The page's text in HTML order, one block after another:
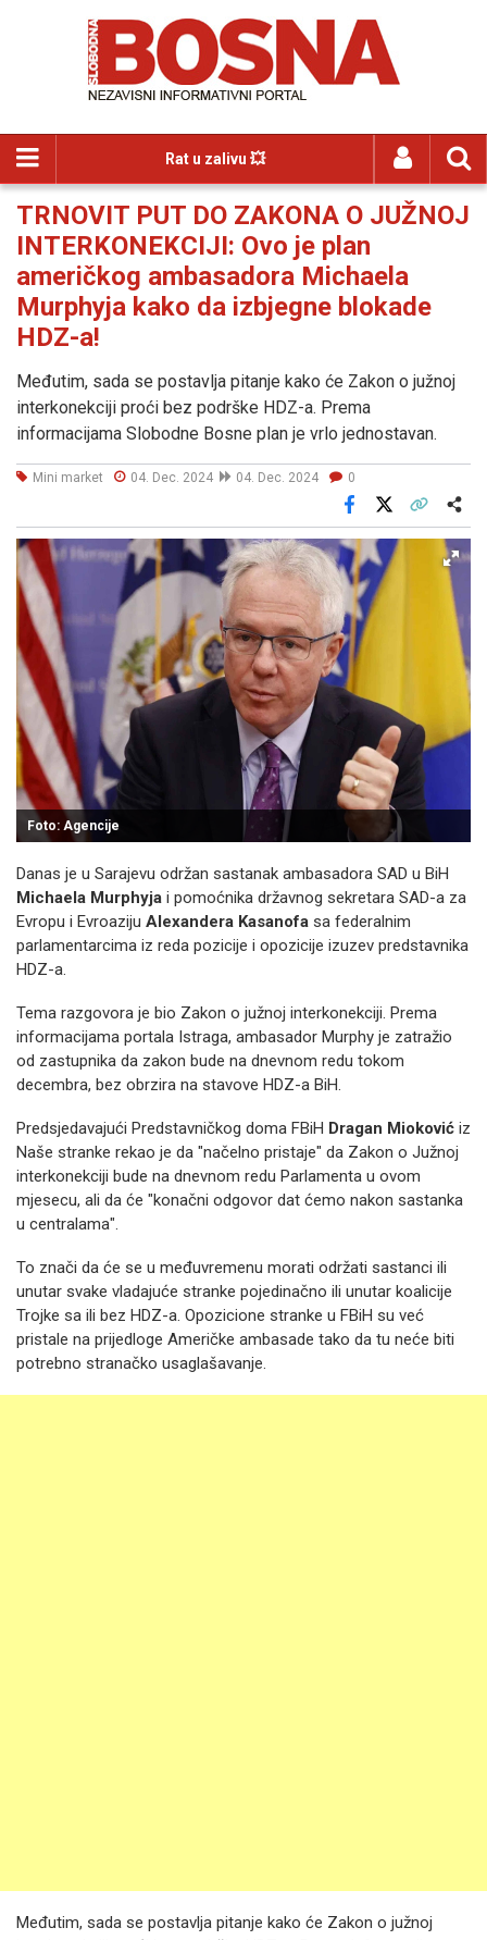
Rat u zalivu 💥
TRNOVIT PUT DO ZAKONA O JUŽNOJ
INTERKONEKCIJI: Ovo je plan
američkog ambasadora Michaela
Murphyja kako da izbjegne blokade
HDZ-a!
Međutim, sada se postavlja pitanje kako će Zakon o južnoj
interkonekciji proći bez podrške HDZ-a. Prema
informacijama Slobodne Bosne plan je vrlo jednostavan.
Mini market 04. Dec. 2024 04. Dec. 2024 0
Facebook
Foto: Agencije
Danas je u Sarajevu održan sastanak ambasadora SAD u BiH
Michaela Murphyja i pomoćnika državnog sekretara SAD-a za
Evropu i Evroaziju Alexandera Kasanofa sa federalnim
parlamentarcima iz reda pozicije i opozicije izuzev predstavnika
HDZ-a.
Tema razgovora je bio Zakon o južnoj interkonekciji. Prema
informacijama portala Istraga, ambasador Murphy je zatražio
od zastupnika da zakon bude na dnevnom redu tokom
decembra, bez obrzira na stavove HDZ-a BiH.
Predsjedavajući Predstavničkog doma FBiH Dragan Mioković iz
Naše stranke rekao je da "načelno pristaje" da Zakon o Južnoj
interkonekciji bude na dnevnom redu Parlamenta u ovom
mjesecu, ali da će "konačni odgovor dat ćemo nakon sastanka
u centralama".
To znači da će se u međuvremenu morati održati sastanci ili
unutar svake vladajuće stranke pojedinačno ili unutar koalicije
Trojke sa ili bez HDZ-a. Opozicione stranke u FBiH su već
pristale na prijedloge Američke ambasade tako da tu neće biti
potrebno stranačko usaglašavanje.
Međutim, sada se postavlja pitanje kako će Zakon o južnoj